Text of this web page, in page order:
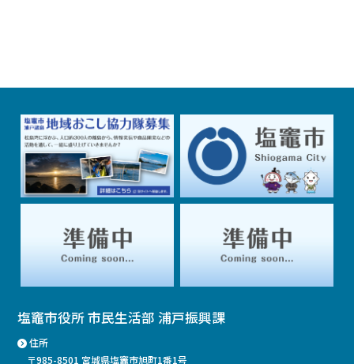
塩竈市役所 市民生活部 浦戸振興課
住所
〒985-8501 宮城県塩竈市旭町1番1号